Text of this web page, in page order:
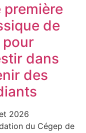
première
de
dans
des
2026
du Cégep de